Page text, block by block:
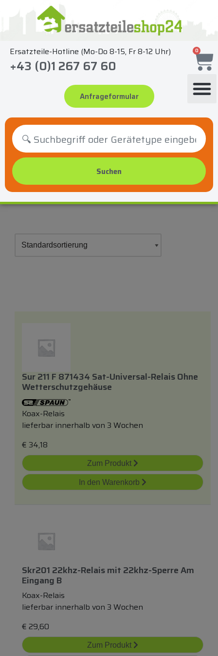
springen
Ersatzteile-Hotline (Mo-Do 8-15, Fr 8-12 Uhr)
+43 (0)1 267 67 60
Anfrageformular
0
Sur 211 F 871434 Sat-Universal-Relais Ohne
Wetterschutzgehäuse
Koax-Relais
lieferbar innerhalb von 3 Wochen
€ 34,18
Zum Produkt
In den Warenkorb
Skr201 22khz-Relaismit 22khz-Sperre Am
Eingang B
Koax-Relais
lieferbar innerhalb von 3 Wochen
€ 29,60
Zum Produkt